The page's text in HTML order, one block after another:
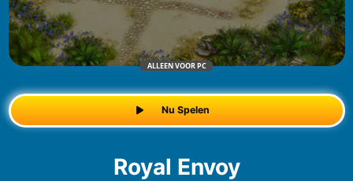
ALLEEN VOOR PC
Nu Spelen
Royal Envoy